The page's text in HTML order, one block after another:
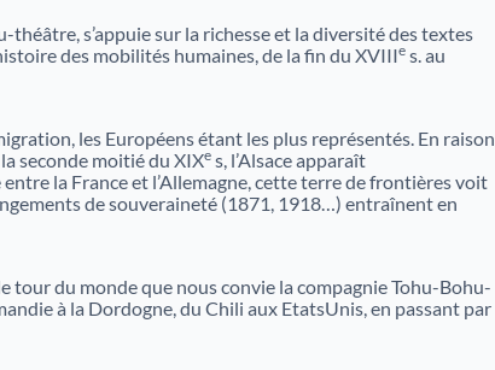
théâtre, s’appuie sur la richesse et la diversité des textes
des mobilités humaines, de la fin du XVIIIe s. au
les Européens étant les plus représentés. En raison
seconde moitié du XIXe s, l’Alsace apparaît
la France et l’Allemagne, cette terre de frontières voit
de souveraineté (1871, 1918…) entraînent en
tour du monde que nous convie la compagnie Tohu-Bohu-
à la Dordogne, du Chili aux EtatsUnis, en passant par